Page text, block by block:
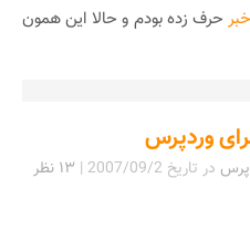
حرف زده بودم و حالا این همون
وردپرس
در تاریخ 2007/09/2
|
۱۳ نظر